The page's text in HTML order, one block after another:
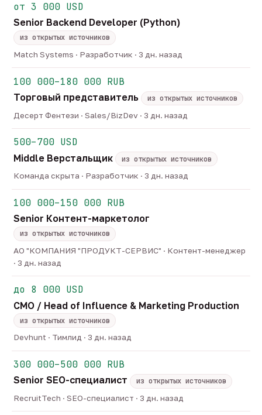
от 3 000 USD
Senior Backend Developer (Python)
из открытых источников
Match Systems · Разработчик · 3 дн. назад
100 000–180 000 RUB
Торговый представитель
из открытых источников
Десерт Фентези · Sales/BizDev · 3 дн. назад
500–700 USD
Middle Верстальщик
из открытых источников
Команда скрыта · Разработчик · 3 дн. назад
100 000–150 000 RUB
Senior Контент-маркетолог
из открытых источников
АО "КОМПАНИЯ "ПРОДУКТ-СЕРВИС" · Контент-менеджер
· 3 дн. назад
до 8 000 USD
CMO / Head of Influence & Marketing Production
из открытых источников
Devhunt · Тимлид · 3 дн. назад
300 000–500 000 RUB
Senior SEO-специалист
из открытых источников
RecruitTech · SEO-специалист · 3 дн. назад